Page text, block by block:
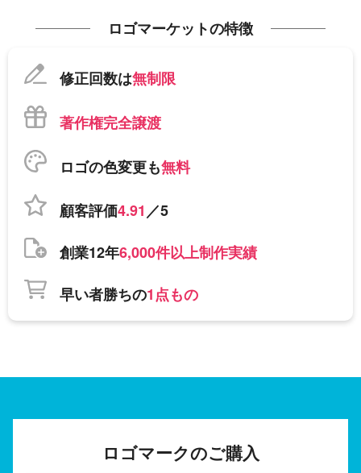
ロゴマーケットの特徴
修正回数は無制限
著作権完全譲渡
ロゴの色変更も無料
顧客評価4.91／5
創業12年6,000件以上制作実績
早い者勝ちの1点もの
ロゴマークのご購入